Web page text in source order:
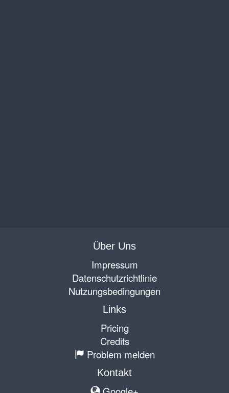
Über Uns
Impressum
Datenschutzrichtlinie
Nutzungsbedingungen
Links
Pricing
Credits
Problem melden
Kontakt